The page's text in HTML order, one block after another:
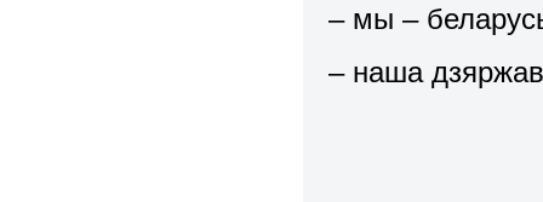
– мы –
– наша